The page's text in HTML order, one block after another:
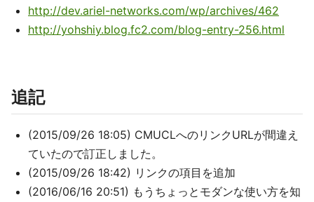
http://dev.ariel-networks.com/wp/archives/462
http://yohshiy.blog.fc2.com/blog-entry-256.html
追記
(2015/09/26 18:05) CMUCLへのリンクURLが間違え
ていたので訂正しました。
(2015/09/26 18:42) リンクの項目を追加
(2016/06/16 20:51) もうちょっとモダンな使い方を知